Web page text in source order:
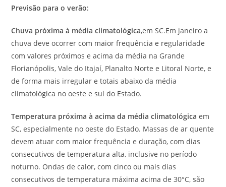
Previsão para o verão:
Chuva próxima à média climatológica,em SC.Em janeiro a
chuva deve ocorrer com maior frequência e regularidade
com valores próximos e acima da média na Grande
Florianópolis, Vale do Itajaí, Planalto Norte e Litoral Norte, e
de forma mais irregular e totais abaixo da média
climatológica no oeste e sul do Estado.
Temperatura próxima à acima da média climatológica em
SC, especialmente no oeste do Estado. Massas de ar quente
devem atuar com maior frequência e duração, com dias
consecutivos de temperatura alta, inclusive no período
noturno. Ondas de calor, com cinco ou mais dias
consecutivos de temperatura máxima acima de 30°C, são